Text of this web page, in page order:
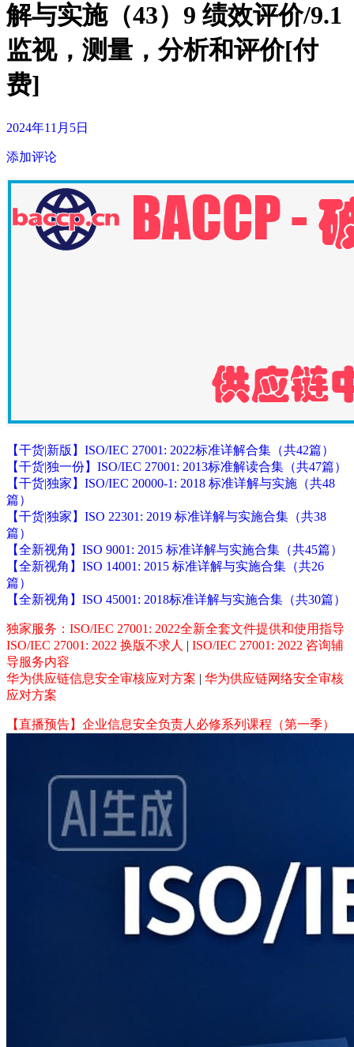
解与实施（43）9 绩效评价/9.1
监视，测量，分析和评价[付
费]
2024年11月5日
添加评论
【干货|新版】ISO/IEC 27001: 2022标准详解合集（共42篇）
【干货|独一份】ISO/IEC 27001: 2013标准解读合集（共47篇）
【干货|独家】ISO/IEC 20000-1: 2018 标准详解与实施（共48
篇）
【干货|独家】ISO 22301: 2019 标准详解与实施合集（共38
篇）
【全新视角】ISO 9001: 2015 标准详解与实施合集（共45篇）
【全新视角】ISO 14001: 2015 标准详解与实施合集（共26
篇）
【全新视角】ISO 45001: 2018标准详解与实施合集（共30篇）
独家服务：ISO/IEC 27001: 2022全新全套文件提供和使用指导
ISO/IEC 27001: 2022 换版不求人 | ISO/IEC 27001: 2022 咨询辅
导服务内容
华为供应链信息安全审核应对方案 | 华为供应链网络安全审核
应对方案
【直播预告】企业信息安全负责人必修系列课程（第一季）